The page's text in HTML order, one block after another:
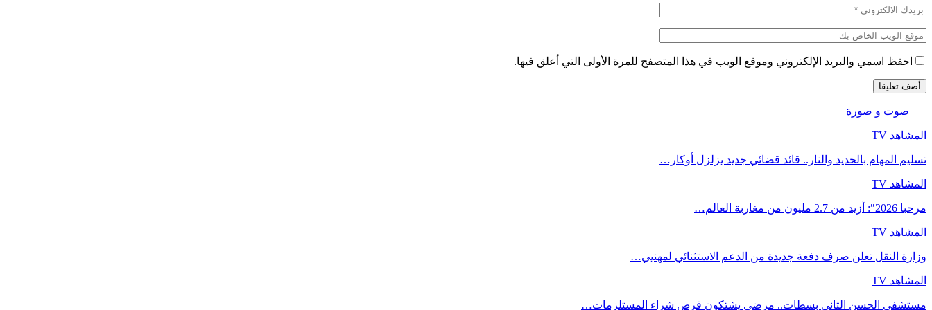
احفظ اسمي والبريد الإلكتروني وموقع الويب في هذا المتصفح للمرة الأولى التي أعلق فيها.
صوت و صورة
المشاهد TV
تسليم المهام بالحديد والنار.. قائد قضائي جديد يزلزل أوكار…
المشاهد TV
مرحبا 2026″: أزيد من 2.7 مليون من مغاربة العالم…
المشاهد TV
وزارة النقل تعلن صرف دفعة جديدة من الدعم الاستثنائي لمهنيي…
المشاهد TV
مستشفى الحسن الثاني بسطات.. مرضى يشتكون فرض شراء المستلزمات…